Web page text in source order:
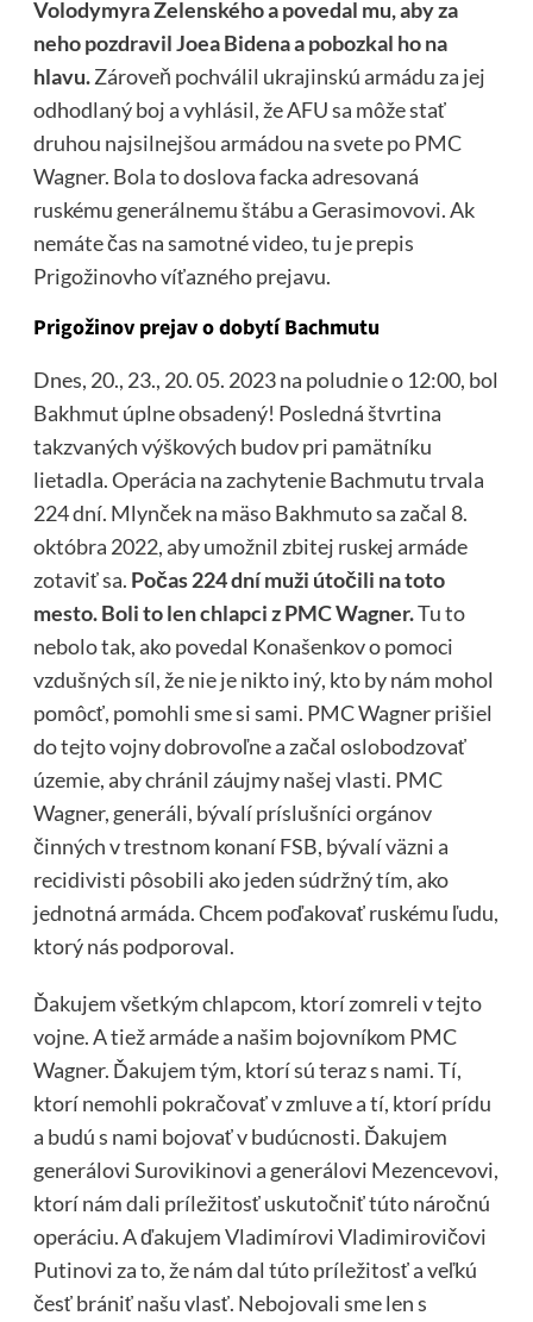
Volodymyra Zelenského a povedal mu, aby za
neho pozdravil Joea Bidena a pobozkal ho na
hlavu.Zároveň pochválil ukrajinskú armádu za jej
odhodlaný boj a vyhlásil, že AFU sa môže stať
druhou najsilnejšou armádou na svete po PMC
Wagner. Bola to doslova facka adresovaná
ruskému generálnemu štábu a Gerasimovovi. Ak
nemáte čas na samotné video, tu je prepis
Prigožinovho víťazného prejavu.
Prigožinov prejav o dobytí Bachmutu
Dnes, 20., 23., 20. 05. 2023 na poludnie o 12:00, bol
Bakhmut úplne obsadený! Posledná štvrtina
takzvaných výškových budov pri pamätníku
lietadla. Operácia na zachytenie Bachmutu trvala
224 dní. Mlynček na mäso Bakhmuto sa začal 8.
októbra 2022, aby umožnil zbitej ruskej armáde
zotaviť sa. Počas 224 dní muži útočili na toto
mesto. Boli to len chlapci z PMC Wagner.Tu to
nebolo tak, ako povedal Konašenkov o pomoci
vzdušných síl, že nie je nikto iný, kto by nám mohol
pomôcť, pomohli sme si sami. PMC Wagner prišiel
do tejto vojny dobrovoľne a začal oslobodzovať
územie, aby chránil záujmy našej vlasti. PMC
Wagner, generáli, bývalí príslušníci orgánov
činných v trestnom konaní FSB, bývalí väzni a
recidivisti pôsobili ako jeden súdržný tím, ako
jednotná armáda. Chcem poďakovať ruskému ľudu,
ktorý nás podporoval.
Ďakujem všetkým chlapcom, ktorí zomreli v tejto
vojne. A tiež armáde a našim bojovníkom PMC
Wagner. Ďakujem tým, ktorí sú teraz s nami. Tí,
ktorí nemohli pokračovať v zmluve a tí, ktorí prídu
a budú s nami bojovať v budúcnosti. Ďakujem
generálovi Surovikinovi a generálovi Mezencevovi,
ktorí nám dali príležitosť uskutočniť túto náročnú
operáciu. A ďakujem Vladimírovi Vladimirovičovi
Putinovi za to, že nám dal túto príležitosť a veľkú
česť brániť našu vlasť. Nebojovali sme len s